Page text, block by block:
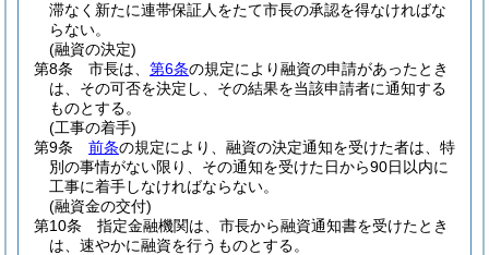
滞なく新たに連帯保証人をたて市長の承認を得なければな
らない。
(融資の決定)
第8条
市長は、 第6条の規定により融資の申請があったとき
は、その可否を決定し、その結果を当該申請者に通知する
ものとする。
(工事の着手)
第9条
前条の規定により、融資の決定通知を受けた者は、特
別の事情がない限り、その通知を受けた日から90日以内に
工事に着手しなければならない。
(融資金の交付)
第10条
指定金融機関は、市長から融資通知書を受けたとき
は、速やかに融資を行うものとする。